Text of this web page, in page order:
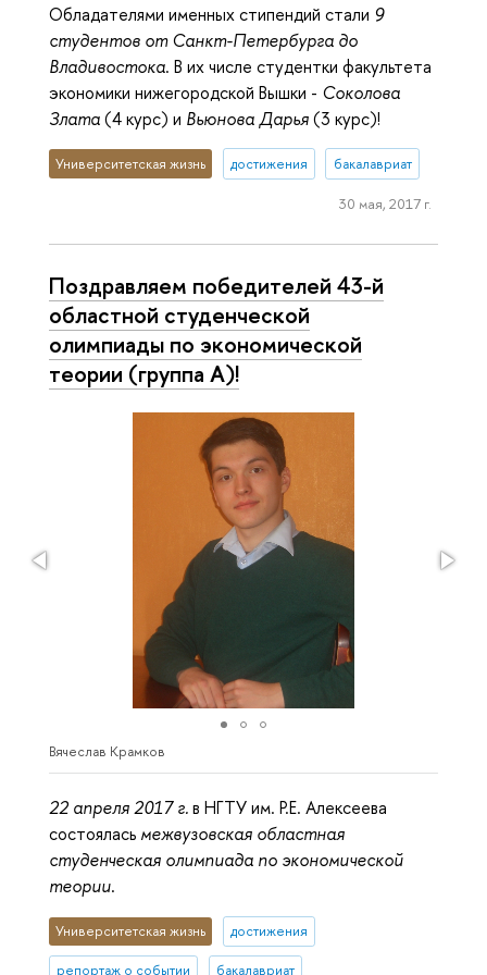
Обладателями именных стипендий стали 9
студентов от Санкт-Петербурга до
Владивостока. В их числе студентки факультета
экономики нижегородской Вышки - Соколова
Злата(4 курс) и Вьюнова Дарья(3 курс)!
Университетская жизнь достижения бакалавриат
30 мая, 2017 г.
Поздравляем победителей 43-й
областной студенческой
олимпиады по экономической
теории (группа А)!
Вячеслав Крамков
22 апреля 2017 г.в НГТУ им. Р.Е. Алексеева
состоялась межвузовская областная
студенческая олимпиада по экономической
теории.
Университетская жизнь достижения
репортаж о событии бакалавриат